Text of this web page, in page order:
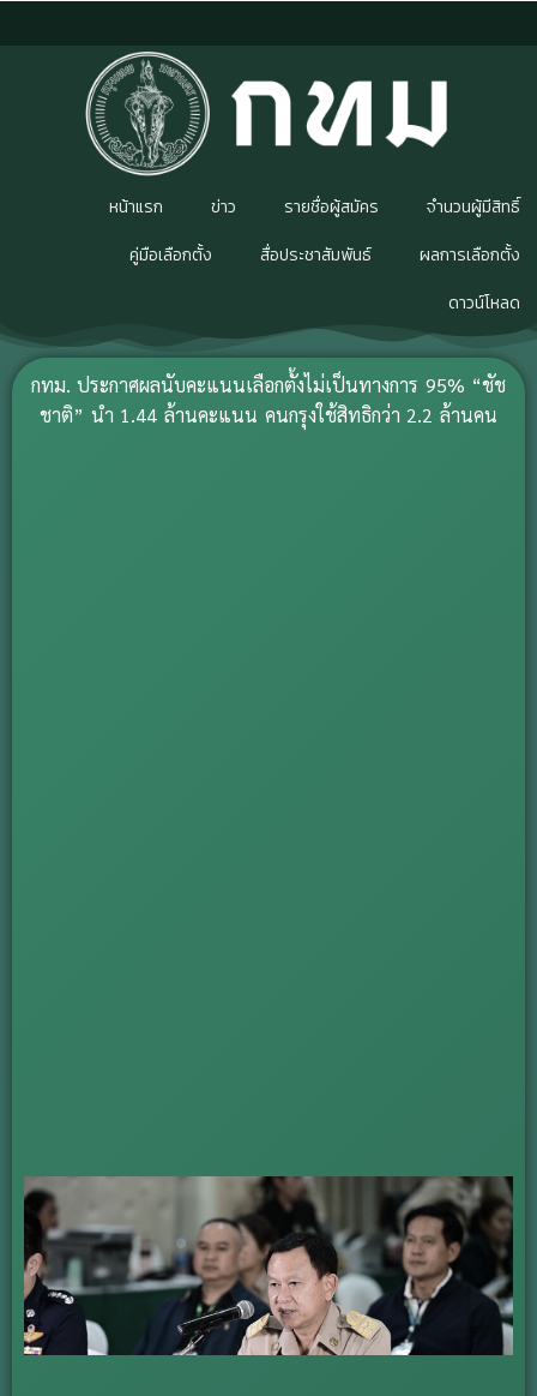
หน้าแรก ข่าว รายชื่อผู้สมัคร
จำนวนผู้มีสิทธิ์
คู่มือเลือกตั้ง
สื่อประชาสัมพันธ์
ผลการเลือกตั้ง
ดาวน์โหลด
กทม. ประกาศผลนับคะแนนเลือกตั้งไม่เป็นทางการ 95% “ชัช
ชาติ” นำ 1.44 ล้านคะแนน คนกรุงใช้สิทธิกว่า 2.2 ล้านคน